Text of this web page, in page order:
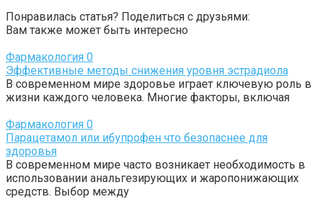
Понравилась статья? Поделиться с друзьями:
Вам также может быть интересно
Фармакология 0
Эффективные методы снижения уровня эстрадиола
В современном мире здоровье играет ключевую роль в
жизни каждого человека. Многие факторы, включая
Фармакология 0
Парацетамол или ибупрофен что безопаснее для
здоровья
В современном мире часто возникает необходимость в
использовании анальгезирующих и жаропонижающих
средств. Выбор между